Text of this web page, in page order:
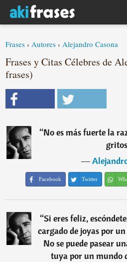
Frases ›Autores ›Alejandro Casona
Frases y Citas Célebres de
frases)
“No es más fuerte la
―
Facebook Twitter
“Si eres feliz,
cargado de joyas por
No se puede pasear
tuya por un mundo